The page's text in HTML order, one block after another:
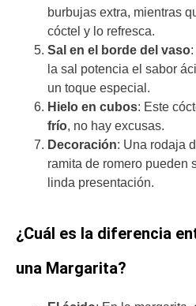
burbujas extra, mientras
cóctel y lo refresca.
Sal en el borde del vaso
la sal potencia el sabor
un toque especial.
Hielo en cubos: Este
frío, no hay excusas.
Decoración: Una rodaja
ramita de romero pueden
linda presentación.
¿Cuál es la diferencia
una Margarita?